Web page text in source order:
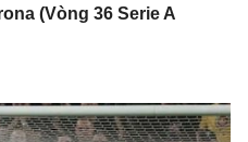
(Vòng 36 Serie A